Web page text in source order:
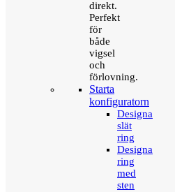
direkt.
Perfekt
för
både
vigsel
och
förlovning.
Starta
konfiguratorn
Designa
slät
ring
Designa
ring
med
sten